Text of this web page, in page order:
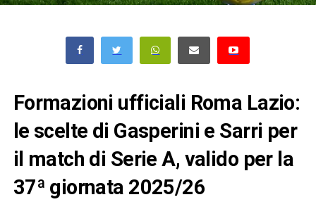
Formazioni ufficiali Roma Lazio:
le scelte di Gasperini e Sarri per
il match di Serie A, valido per la
37ª giornata 2025/26